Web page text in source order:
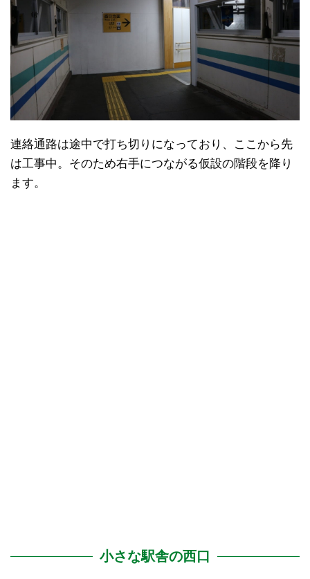
連絡通路は途中で打ち切りになっており、ここから先
は工事中。そのため右手につながる仮設の階段を降り
ます。
小さな駅舎の西口